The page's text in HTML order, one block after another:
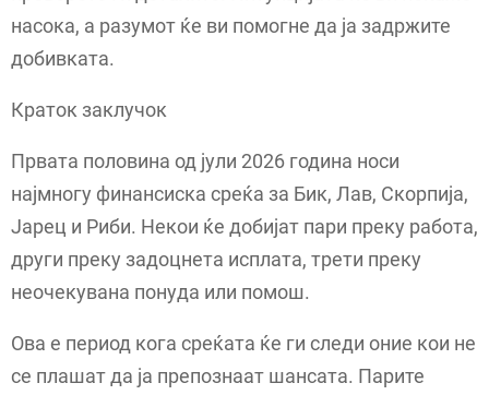
насока, а разумот ќе ви помогне да ја задржите
добивката.
Краток заклучок
Првата половина од јули 2026 година носи
најмногу финансиска среќа за Бик, Лав, Скорпија,
Јарец и Риби. Некои ќе добијат пари преку работа,
други преку задоцнета исплата, трети преку
неочекувана понуда или помош.
Ова е период кога среќата ќе ги следи оние кои не
се плашат да ја препознаат шансата. Парите